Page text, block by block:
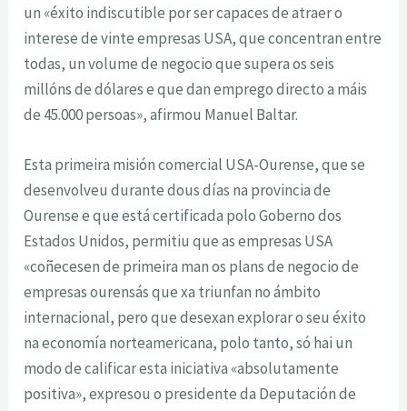
un «éxito indiscutible por ser capaces de atraer o
interese de vinte empresas USA, que concentran entre
todas, un volume de negocio que supera os seis
millóns de dólares e que dan emprego directo a máis
de 45.000 persoas», afirmou Manuel Baltar.
Esta primeira misión comercial USA-Ourense, que se
desenvolveu durante dous días na provincia de
Ourense e que está certificada polo Goberno dos
Estados Unidos, permitiu que as empresas USA
«coñecesen de primeira man os plans de negocio de
empresas ourensás que xa triunfan no ámbito
internacional, pero que desexan explorar o seu éxito
na economía norteamericana, polo tanto, só hai un
modo de calificar esta iniciativa «absolutamente
positiva», expresou o presidente da Deputación de